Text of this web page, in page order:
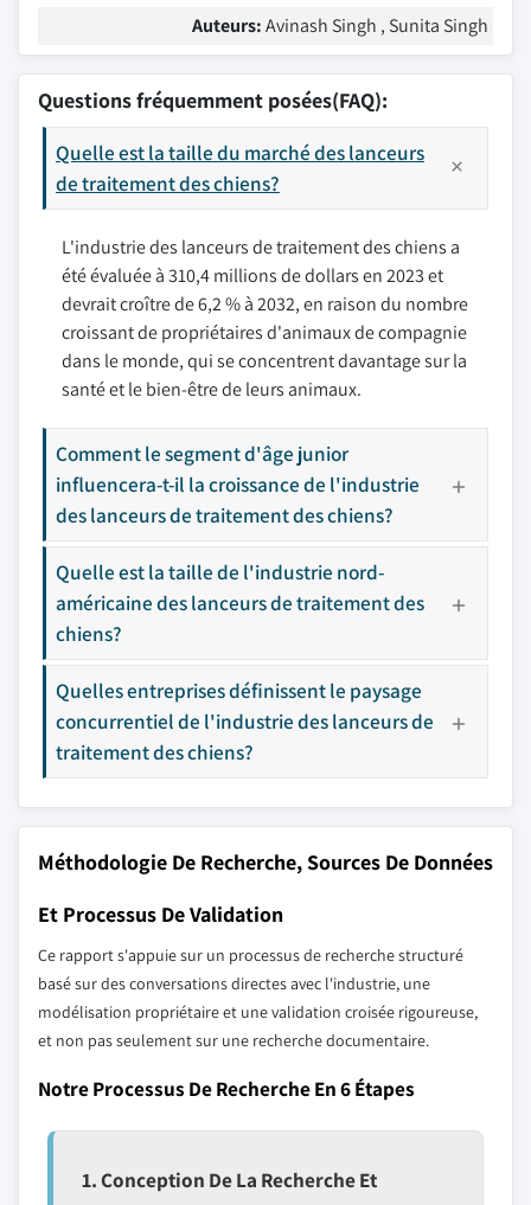
Auteurs:Avinash Singh , Sunita Singh
Questions fréquemment posées(FAQ):
Quelle est la taille du marché des lanceurs
de traitement des chiens?
L'industrie des lanceurs de traitement des chiens a
été évaluée à 310,4 millions de dollars en 2023 et
devrait croître de 6,2 % à 2032, en raison du nombre
croissant de propriétaires d'animaux de compagnie
dans le monde, qui se concentrent davantage sur la
santé et le bien-être de leurs animaux.
Comment le segment d'âge junior
influencera-t-il la croissance de l'industrie
des lanceurs de traitement des chiens?
Quelle est la taille de l'industrie nord-
américaine des lanceurs de traitement des
chiens?
Quelles entreprises définissent le paysage
concurrentiel de l'industrie des lanceurs de
traitement des chiens?
Méthodologie De Recherche, Sources De Données
Et Processus De Validation
Ce rapport s'appuie sur un processus de recherche structuré
basé sur des conversations directes avec l'industrie, une
modélisation propriétaire et une validation croisée rigoureuse,
et non pas seulement sur une recherche documentaire.
Notre Processus De Recherche En 6 Étapes
1. Conception De La Recherche Et